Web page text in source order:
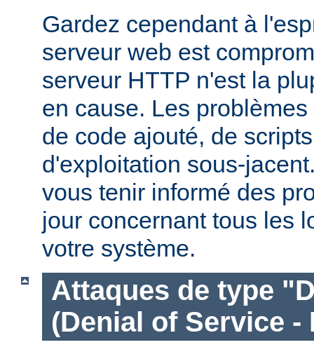
Gardez cependant à
serveur web est
serveur HTTP n'est la
en cause. Les
de code ajouté, de
d'exploitation sous-
vous tenir informé des
jour concernant tous les
votre système.
Attaques de type
(Denial of Service -